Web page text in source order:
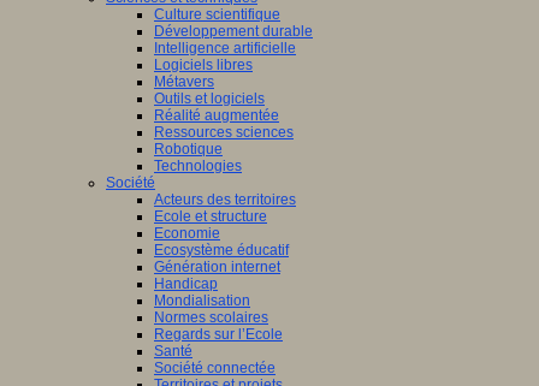
Culture scientifique
Développement durable
Intelligence artificielle
Logiciels libres
Métavers
Outils et logiciels
Réalité augmentée
Ressources sciences
Robotique
Technologies
Société
Acteurs des territoires
Ecole et structure
Economie
Ecosystème éducatif
Génération internet
Handicap
Mondialisation
Normes scolaires
Regards sur l’Ecole
Santé
Société connectée